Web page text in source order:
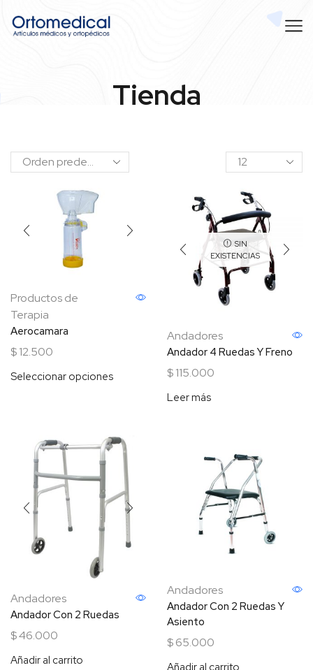
Tienda
Productos de
Terapia
Aerocamara
$12.500
Seleccionar opciones
SIN
EXISTENCIAS
Andadores
Andador 4 Ruedas Y Freno
$115.000
Leer más
Andadores
Andador Con 2 Ruedas
$46.000
Añadir al carrito
Andadores
Andador Con 2 Ruedas Y
Asiento
$65.000
Añadir al carrito